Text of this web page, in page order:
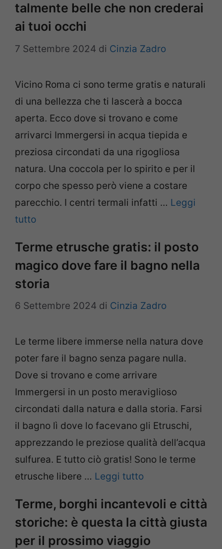
talmente belle che non crederai
ai tuoi occhi
7 Settembre 2024 di Cinzia Zadro
Vicino Roma ci sono terme gratis e naturali
di una bellezza che ti lascerà a bocca
aperta. Ecco dove si trovano e come
arrivarci Immergersi in acqua tiepida e
preziosa circondati da una rigogliosa
natura. Una coccola per lo spirito e per il
corpo che spesso però viene a costare
parecchio. I centri termali infatti … Leggi
tutto
Terme etrusche gratis: il posto
magico dove fare il bagno nella
storia
6 Settembre 2024 di Cinzia Zadro
Le terme libere immerse nella natura dove
poter fare il bagno senza pagare nulla.
Dove si trovano e come arrivare
Immergersi in un posto meraviglioso
circondati dalla natura e dalla storia. Farsi
il bagno lì dove lo facevano gli Etruschi,
apprezzando le preziose qualità dell’acqua
sulfurea. E tutto ciò gratis! Sono le terme
etrusche libere … Leggi tutto
Terme, borghi incantevoli e città
storiche: è questa la città giusta
per il prossimo viaggio